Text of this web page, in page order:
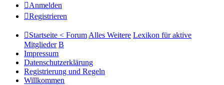
Anmelden
Registrieren
Startseite < Forum Alles Weitere Lexikon für aktive
Mitglieder B
Impressum
Datenschutzerklärung
Registrierung und Regeln
Willkommen